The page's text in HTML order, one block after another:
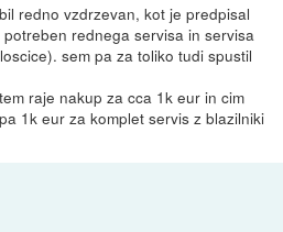
redno vzdrzevan, kot je predpisal
rednega servisa in servisa
sem pa za toliko tudi spustil
raje nakup za cca 1k eur in cim
1k eur za komplet servis z blazilniki